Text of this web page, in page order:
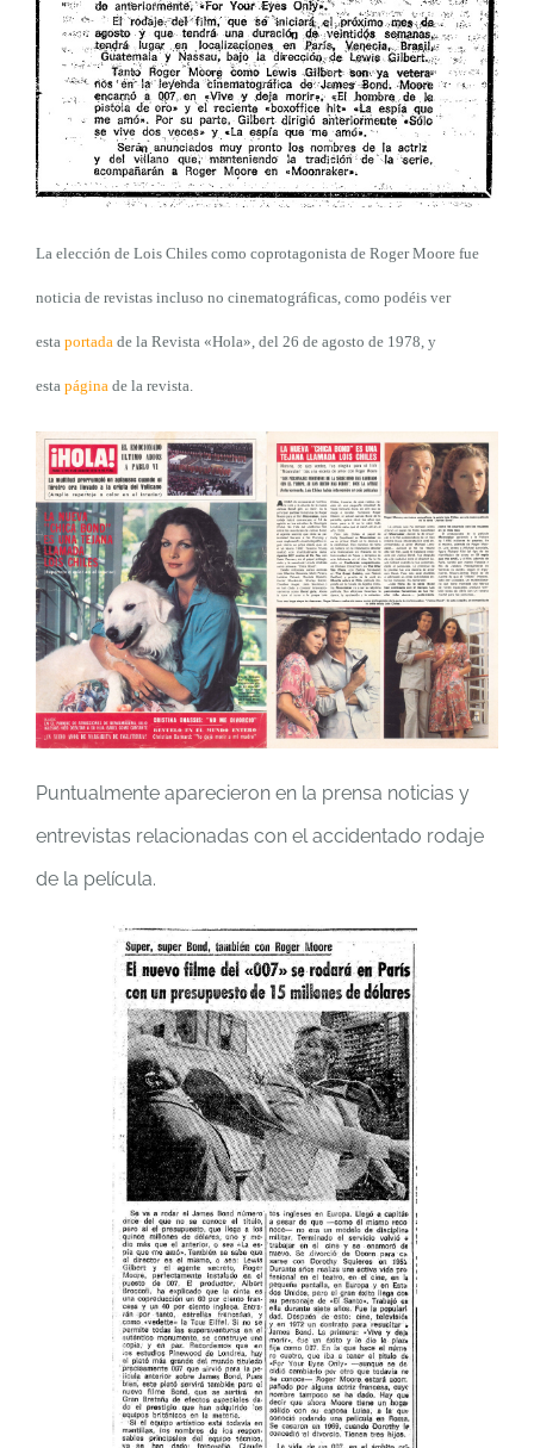
La elección de Lois Chiles como coprotagonista de Roger Moore fue
noticia de revistas incluso no cinematográficas, como podéis ver
esta portada de la Revista «Hola», del 26 de agosto de 1978, y
esta página de la revista.
Puntualmente aparecieron en la prensa noticias y
entrevistas relacionadas con el accidentado rodaje
de la película.